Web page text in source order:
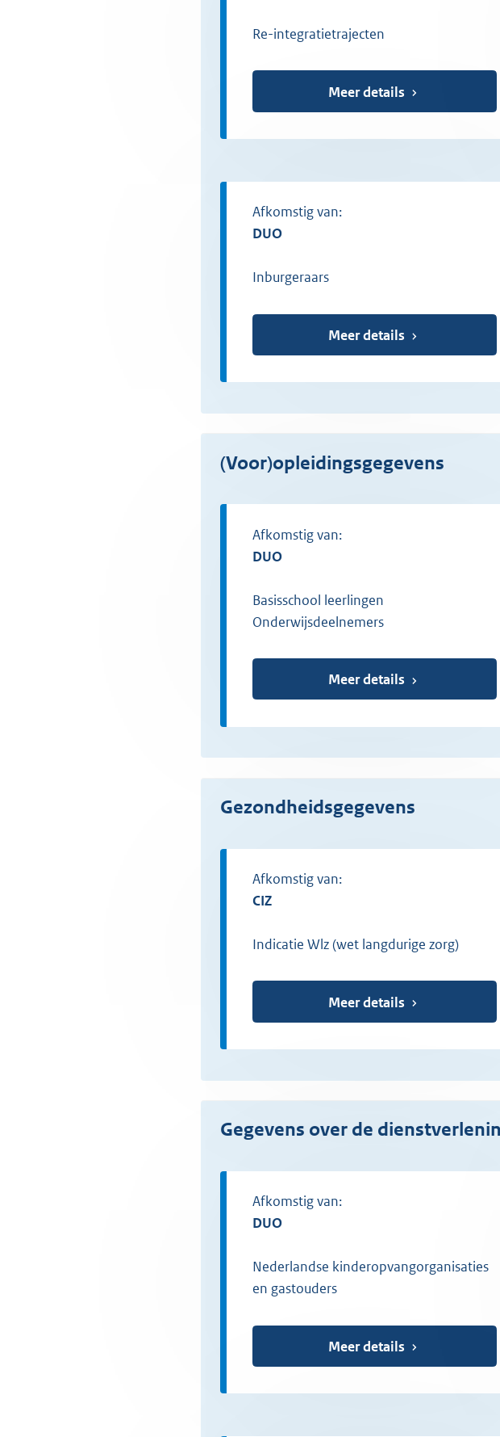
Re-integratietrajecten
Meer details
Afkomstig van:
DUO
Inburgeraars
Meer details
(Voor)opleidingsgegevens
Afkomstig van:
DUO
Basisschool leerlingen
Onderwijsdeelnemers
Meer details
Gezondheidsgegevens
Afkomstig van:
CIZ
Indicatie Wlz (wet langdurige zorg)
Meer details
Gegevens over de
Afkomstig van:
DUO
Nederlandse kinderopvangorganisaties
en gastouders
Meer details